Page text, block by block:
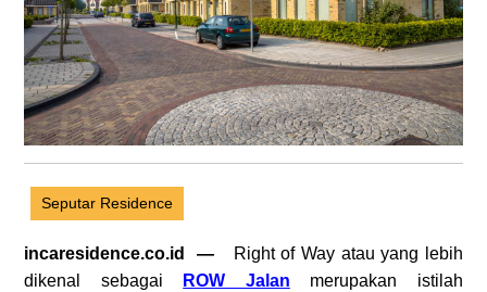
Seputar Residence
incaresidence.co.id —
Right of Way atau yang lebih
dikenal sebagai
ROW Jalan
merupakan istilah